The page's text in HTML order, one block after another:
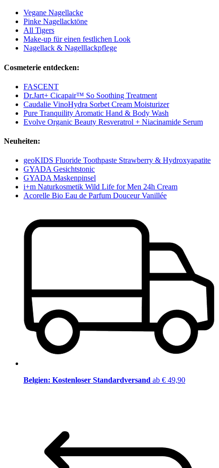
Vegane Nagellacke
Pinke Nagellacktöne
All Tigers
Make-up für einen festlichen Look
Nagellack & Nagelllackpflege
Cosmeterie entdecken:
FASCENT
Dr.Jart+ Cicapair™ So Soothing Treatment
Caudalie VinoHydra Sorbet Cream Moisturizer
Pure Tranquility Aromatic Hand & Body Wash
Evolve Organic Beauty Resveratrol + Niacinamide Serum
Neuheiten:
geoKIDS Fluoride Toothpaste Strawberry & Hydroxyapatite
GYADA Gesichtstonic
GYADA Maskenpinsel
i+m Naturkosmetik Wild Life for Men 24h Cream
Acorelle Bio Eau de Parfum Douceur Vanillée
Belgien: Kostenloser Standardversand ab € 49,90